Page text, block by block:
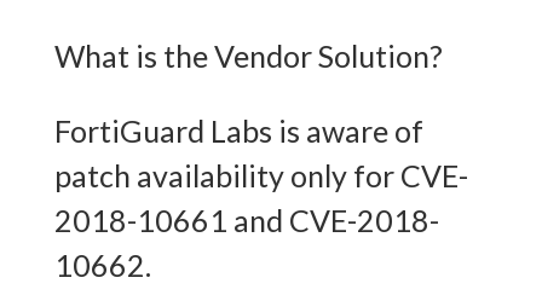
What is the Vendor Solution?
FortiGuard Labs is aware of
patch availability only for CVE-
2018-10661 and CVE-2018-
10662.